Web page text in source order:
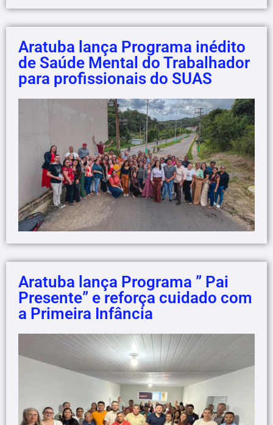
Aratuba lança Programa inédito
de Saúde Mental do Trabalhador
para profissionais do SUAS
Aratuba lança Programa ” Pai
Presente” e reforça cuidado com
a Primeira Infância